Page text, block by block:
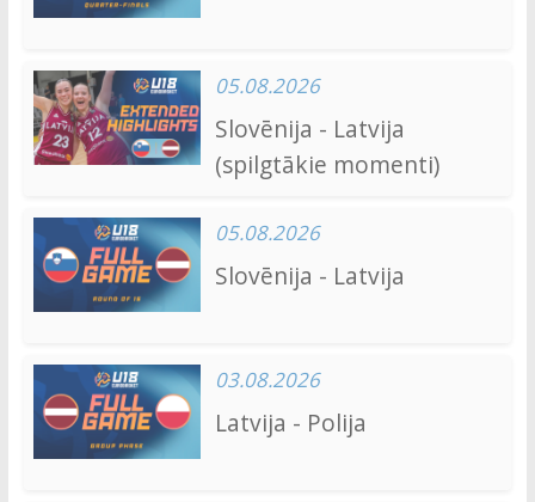
05.08.2026
Slovēnija - Latvija
(spilgtākie momenti)
05.08.2026
Slovēnija - Latvija
03.08.2026
Latvija - Polija